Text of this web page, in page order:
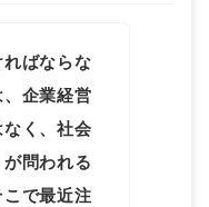
ばならな
企業経営
なく、社会
問われる
こで最近注